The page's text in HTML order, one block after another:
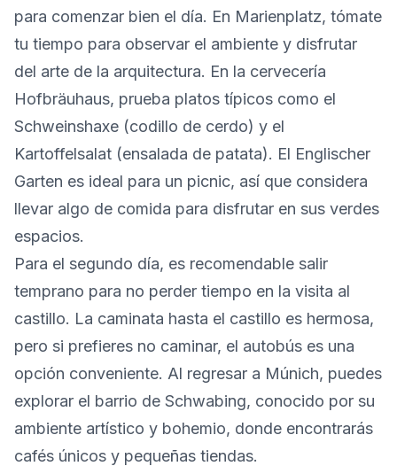
para comenzar bien el día. En Marienplatz, tómate
tu tiempo para observar el ambiente y disfrutar
del arte de la arquitectura. En la cervecería
Hofbräuhaus, prueba platos típicos como el
Schweinshaxe (codillo de cerdo) y el
Kartoffelsalat (ensalada de patata). El Englischer
Garten es ideal para un picnic, así que considera
llevar algo de comida para disfrutar en sus verdes
espacios.
Para el segundo día, es recomendable salir
temprano para no perder tiempo en la visita al
castillo. La caminata hasta el castillo es hermosa,
pero si prefieres no caminar, el autobús es una
opción conveniente. Al regresar a Múnich, puedes
explorar el barrio de Schwabing, conocido por su
ambiente artístico y bohemio, donde encontrarás
cafés únicos y pequeñas tiendas.